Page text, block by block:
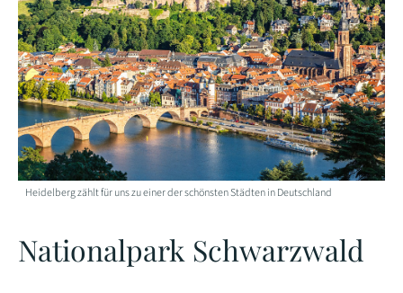
Heidelberg zählt für uns zu einer der schönsten Städten in Deutschland
Nationalpark Schwarzwald